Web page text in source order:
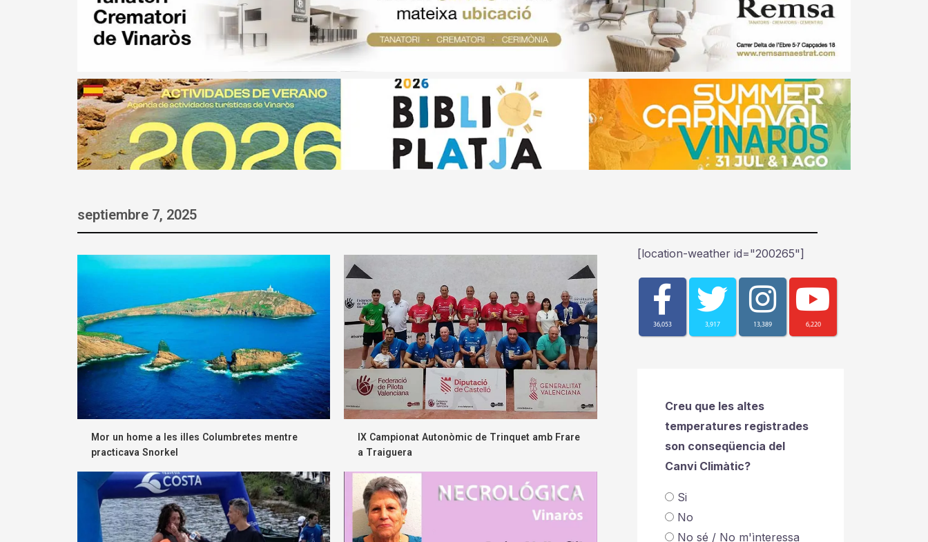
septiembre 7, 2025
Mor un home a les illes Columbretes mentre
practicava Snorkel
IX Campionat Autonòmic de Trinquet amb Frare
a Traiguera
[location-weather id="200265"]
36,053 3,917 13,389 6,220
Creu que les altes
temperatures registrades
son conseqüencia del
Canvi Climàtic?
Si
No
No sé / No m'ìnteressa